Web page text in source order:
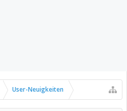
User-Neuigkeiten